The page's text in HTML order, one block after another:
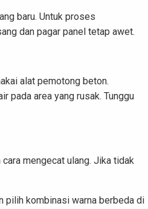
baru. Untuk proses
dan pagar panel tetap awet.
alat pemotong beton.
pada area yang rusak. Tunggu
mengecat ulang. Jika tidak
pilih kombinasi warna berbeda di